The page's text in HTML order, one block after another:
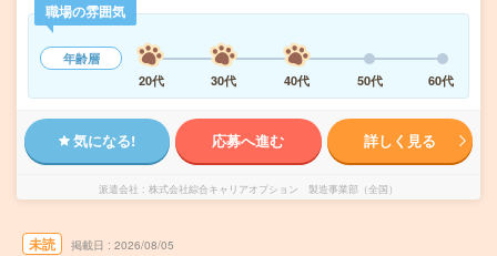
職場の雰囲気
年齢層
20代
30代 40代 50代 60代
気になる! 応募へ進む 詳しく見る
派遣会社 株式会社綜合キャリアオプション 製造事業部（全国）
未読 掲載日 2026/08/05